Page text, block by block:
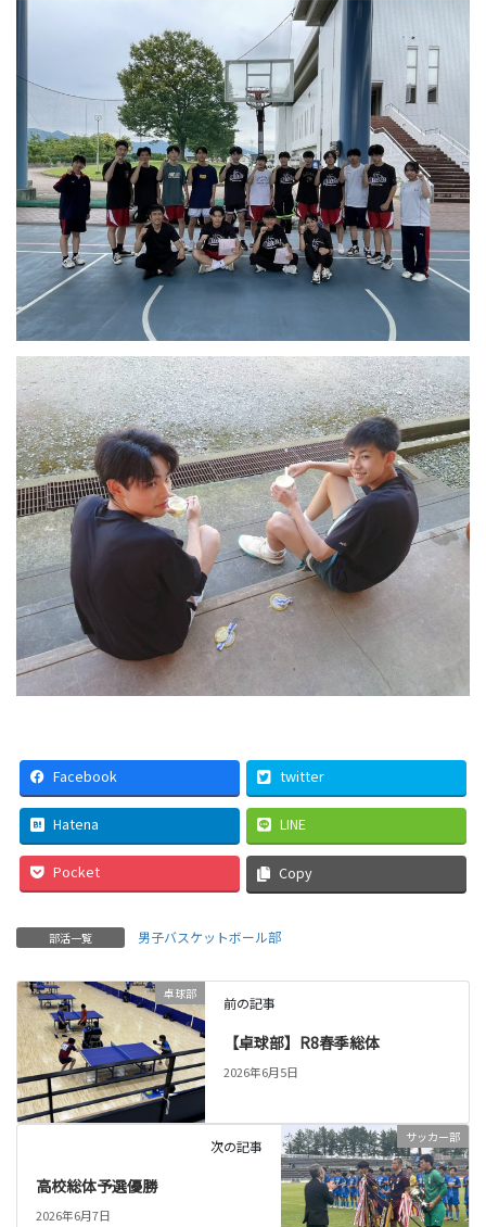
Facebook twitter
Hatena LINE
Pocket Copy
部活一覧 男子バスケットボール部
卓球部
前の記事
【卓球部】R8春季総体
2026年6月5日
サッカー部
次の記事
高校総体予選優勝
2026年6月7日